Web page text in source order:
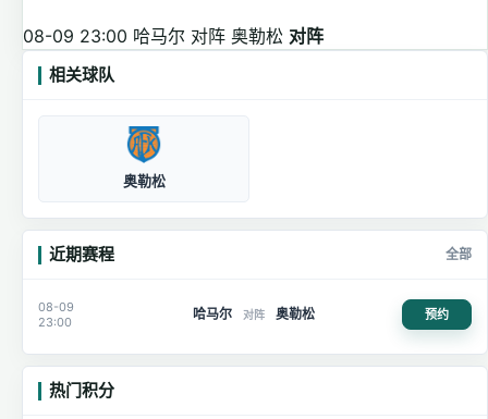
08-09 23:00 哈马尔 对阵 奥勒松 对阵
相关球队
奥勒松
近期赛程 全部
08-09
23:00
哈马尔 对阵 奥勒松 预约
热门积分